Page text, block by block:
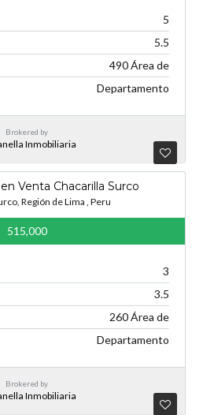
5
5.5
490 Área de
Departamento
Brokered by
Inmobiliaria
Venta Chacarilla Surco
Región de Lima , Peru
515,000
3
3.5
260 Área de
Departamento
Brokered by
Inmobiliaria